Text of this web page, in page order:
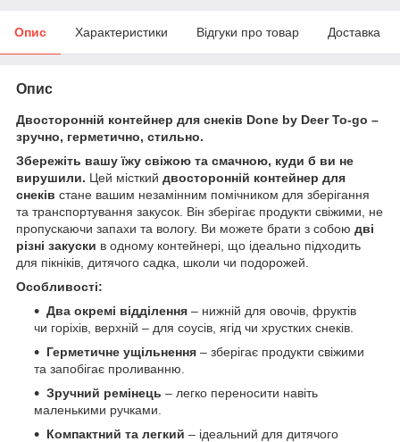
Опис Характеристики Відгуки про товар Доставка
Опис
Двосторонній контейнер для снеків Done by Deer To-go –
зручно, герметично, стильно.
Збережіть вашу їжу свіжою та смачною, куди б ви не
вирушили. Цей місткий двосторонній контейнер для
снеків стане вашим незамінним помічником для зберігання
та транспортування закусок. Він зберігає продукти свіжими, не
пропускаючи запахи та вологу. Ви можете брати з собою дві
різні закуски в одному контейнері, що ідеально підходить
для пікніків, дитячого садка, школи чи подорожей.
Особливості:
Два окремі відділення – нижній для овочів, фруктів
чи горіхів, верхній – для соусів, ягід чи хрустких снеків.
Герметичне ущільнення – зберігає продукти свіжими
та запобігає проливанню.
Зручний ремінець – легко переносити навіть
маленькими ручками.
Компактний та легкий – ідеальний для дитячого